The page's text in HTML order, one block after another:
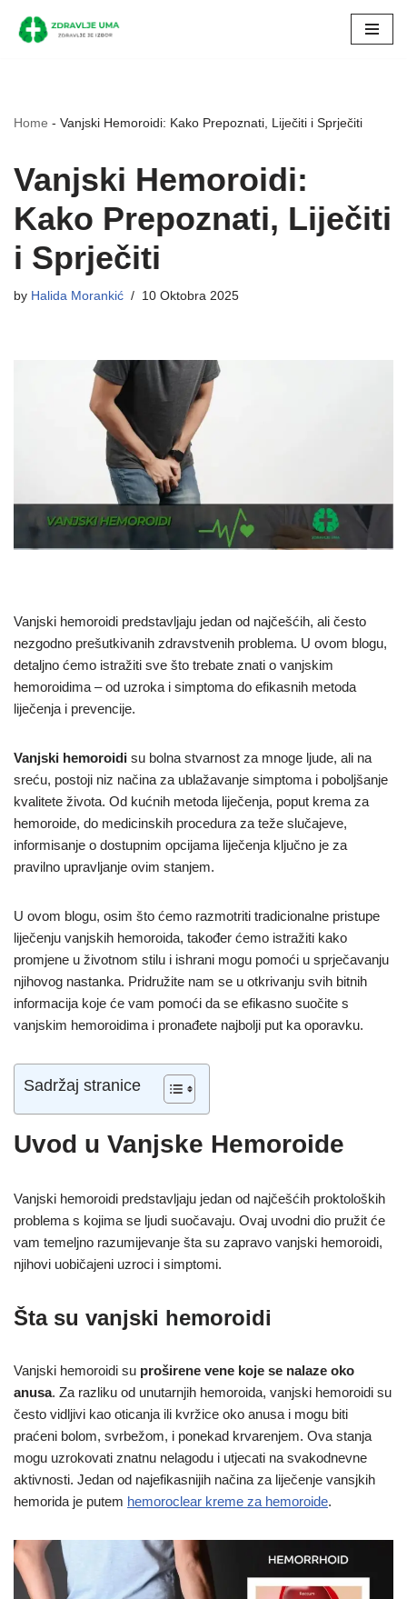
Skip
Home - Vanjski Hemoroidi: Kako Prepoznati, Liječiti i Sprječiti
Vanjski Hemoroidi:
Kako Prepoznati, Liječiti
i Sprječiti
by Halida Morankić 10 Oktobra 2025
Vanjski hemoroidi predstavljaju jedan od najčešćih, ali često
nezgodno prešutkivanih zdravstvenih problema. U ovom blogu,
detaljno ćemo istražiti sve što trebate znati o vanjskim
hemoroidima – od uzroka i simptoma do efikasnih metoda
liječenja i prevencije.
Vanjski hemoroidi su bolna stvarnost za mnoge ljude, ali na
sreću, postoji niz načina za ublažavanje simptoma i poboljšanje
kvalitete života. Od kućnih metoda liječenja, poput krema za
hemoroide, do medicinskih procedura za teže slučajeve,
informisanje o dostupnim opcijama liječenja ključno je za
pravilno upravljanje ovim stanjem.
U ovom blogu, osim što ćemo razmotriti tradicionalne pristupe
liječenju vanjskih hemoroida, također ćemo istražiti kako
promjene u životnom stilu i ishrani mogu pomoći u sprječavanju
njihovog nastanka. Pridružite nam se u otkrivanju svih bitnih
informacija koje će vam pomoći da se efikasno suočite s
vanjskim hemoroidima i pronađete najbolji put ka oporavku.
Sadržaj stranice
Uvod u Vanjske Hemoroide
Vanjski hemoroidi predstavljaju jedan od najčešćih proktoloških
problema s kojima se ljudi suočavaju. Ovaj uvodni dio pružit će
vam temeljno razumijevanje šta su zapravo vanjski hemoroidi,
njihovi uobičajeni uzroci i simptomi.
Šta su vanjski hemoroidi
Vanjski hemoroidi su proširene vene koje se nalaze oko
anusa. Za razliku od unutarnjih hemoroida, vanjski hemoroidi su
često vidljivi kao oticanja ili kvržice oko anusa i mogu biti
praćeni bolom, svrbežom, i ponekad krvarenjem. Ova stanja
mogu uzrokovati znatnu nelagodu i utjecati na svakodnevne
aktivnosti. Jedan od najefikasnijih načina za liječenje vansjkih
hemorida je putem hemoroclear kreme za hemoroide.